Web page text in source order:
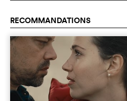
RECOMMANDATIONS